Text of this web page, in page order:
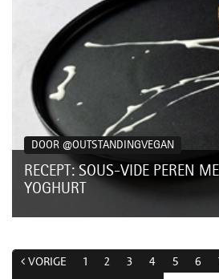
RECEPT: SOUS-VIDE PEREN
YOGHURT
DOOR @OUTSTANDINGVEGAN
VORIGE 1 2 3 4 5 6